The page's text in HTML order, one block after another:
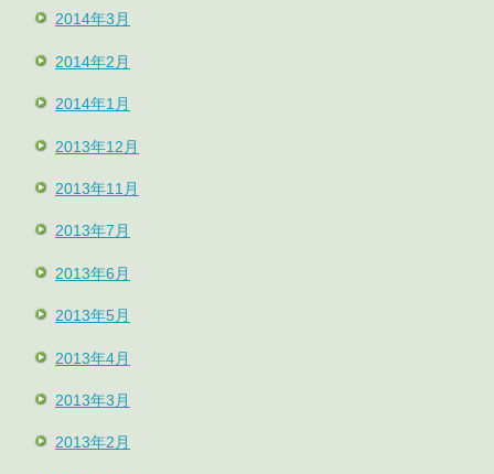
2014年3月
2014年2月
2014年1月
2013年12月
2013年11月
2013年7月
2013年6月
2013年5月
2013年4月
2013年3月
2013年2月